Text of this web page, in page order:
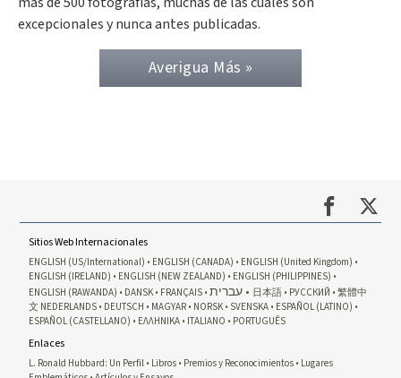
excepcionales y nunca antes publicadas.
Averigua Más »
Sitios Web Internacionales
ENGLISH (US/International) ENGLISH (CANADA)
ENGLISH (United Kingdom)
ENGLISH (IRELAND)
ENGLISH (NEW ZEALAND)
ENGLISH (PHILIPPINES)
ENGLISH (RAWANDA)
DANSK FRANÇAIS עברית 日本語 РУССКИЙ
繁體中
文 NEDERLANDS DEUTSCH MAGYAR NORSK SVENSKA ESPAÑOL (LATINO)
ESPAÑOL (CASTELLANO)
ΕΛΛΗΝΙΚA ITALIANO PORTUGUÊS
Enlaces
L. Ronald Hubbard: Un Perfil Libros Premios y Reconocimientos Lugares